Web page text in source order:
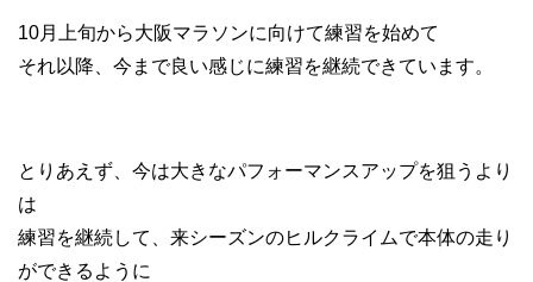
10月上旬から大阪マラソンに向けて練習を始めて
それ以降、今まで良い感じに練習を継続できています。
とりあえず、今は大きなパフォーマンスアップを狙うより
は
練習を継続して、来シーズンのヒルクライムで本体の走り
ができるように